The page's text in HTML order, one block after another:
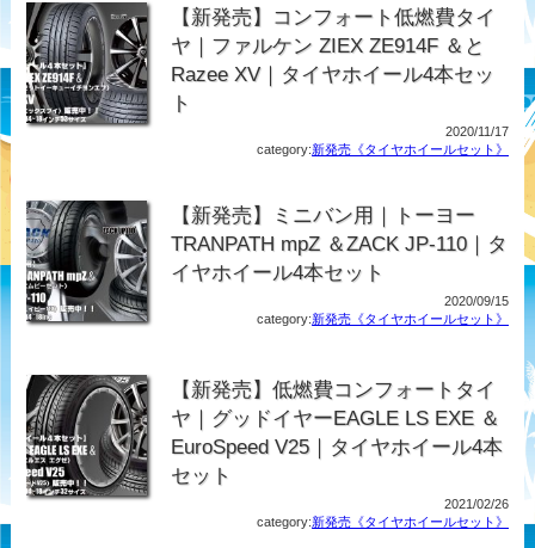
【新発売】コンフォート低燃費タイ
ヤ｜ファルケン ZIEX ZE914F ＆と
Razee XV｜タイヤホイール4本セッ
ト
2020/11/17
category:新発売《タイヤホイールセット》
【新発売】ミニバン用｜トーヨー
TRANPATH mpZ ＆ZACK JP-110｜タ
イヤホイール4本セット
2020/09/15
category:新発売《タイヤホイールセット》
【新発売】低燃費コンフォートタイ
ヤ｜グッドイヤーEAGLE LS EXE ＆
EuroSpeed V25｜タイヤホイール4本
セット
2021/02/26
category:新発売《タイヤホイールセット》